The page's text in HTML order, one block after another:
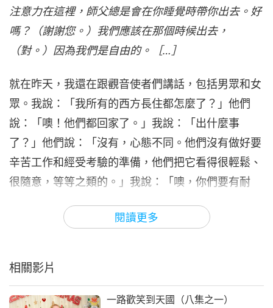
師徒之間 2024-02-13 5813次觀看
23:10
信心與體驗（十二集之六）
師徒之間 2024-02-14 5468 次觀看
7
24:25
信心與體驗（十二集之七）
1997.12.25
師徒之間 2024-02-15 5628次觀看
信心與體驗（十二集之八）
1997.12.25
師徒之間
信心與體驗（十二集之九）
閱讀更多
注意力在這裡，師父總是會在你睡覺時帶你出去。好
嗎？（謝謝您。）我們應該在那個時候出去，
（對。）因為我們是自由的。［…］
就在昨天，我還在跟觀音使者們講話，包括男眾和女
眾。我說：「我所有的西方長住都怎麼了？」他們
說：「噢！他們都回家了。」我說：「出什麼事
了？」他們說：「沒有，心態不同。他們沒有做好要
辛苦工作和經受考驗的準備，他們把它看得很輕鬆、
很隨意，等等之類的。」我說：「噢，你們要有耐
法、不同的背景。所以我們必須要有耐心。
這很好了。
人的性格衝突和有點缺乏耐心，以及種種心態上的差
相關影片
一路歡笑到天國（八集之一）